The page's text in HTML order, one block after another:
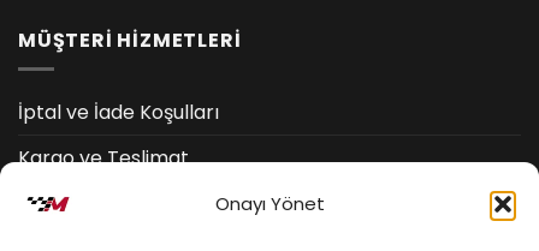
Onayı Yönet
MÜŞTERİ HİZMETLERİ
İptal ve İade Koşulları
Kargo ve Teslimat
Kişisel Verilerin Korunması